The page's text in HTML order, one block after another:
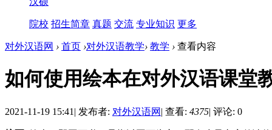
院校 招生简章 真题 交流 专业知识 更多
对外汉语网 › 首页 ›对外汉语教学› 教学 › 查看内容
如何使用绘本在对外汉语课堂
2021-11-19 15:41 | 发布者: 对外汉语网 | 查看: 4375| 评论: 0